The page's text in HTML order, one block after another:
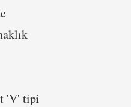
'V' tipi